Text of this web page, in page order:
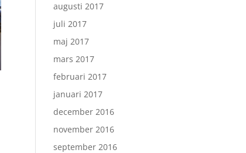
augusti 2017
juli 2017
maj 2017
mars 2017
februari 2017
januari 2017
december 2016
november 2016
september 2016